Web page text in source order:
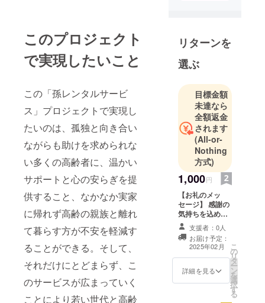
このプロジェクト
で実現したいこと
この「孫レンタルサービ
ス」プロジェクトで実現し
たいのは、孤独と向き合い
ながらも助けを求められな
い多くの高齢者に、温かい
サポートと心の安らぎを提
供すること、なかなか実家
に帰れず高齢の親族と離れ
て暮らす方が不安を軽減す
ることができる。そして、
それだけにとどまらず、こ
のサービスが広まっていく
ことにより若い世代と高齢
リターンを
選ぶ
目標金額
未達なら
全額返金
されます
(All-or-
Nothing
方式)
1,000円
【お礼のメッ
セージ】 感謝の
気持ちを込め
て、お礼のメッ
セージをお送り
します。
支援者：0人
お届け予定：
2025年02月
詳細を見る
こ
の
リ
タ
ー
ン
を
選
択
す
る